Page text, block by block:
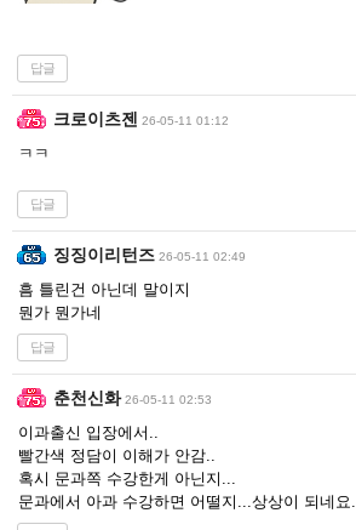
답글
크로이츠젠 26-05-11 01:12
ㅋㅋ
답글
징징이리턴즈 26-05-11 02:49
흠 틀린건 아닌데 말이지
뭔가 뭔가네
답글
춘천신화 26-05-11 02:53
이과출신 입장에서..
빨간색 정담이 이해가 안감..
혹시 문과쪽 수강한게 아닌지...
문과에서 아과 수강하면 어떨지...상상이 되네요.